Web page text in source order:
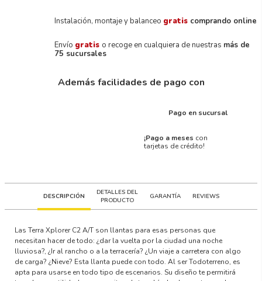
Instalación, montaje y balanceo gratis comprando online
Envío gratis o recoge en cualquiera de nuestras más de
75 sucursales
Además facilidades de pago con
Pago en sucursal
¡Pago a meses con
tarjetas de crédito!
DESCRIPCIÓN
DETALLES DEL
PRODUCTO
GARANTÍA REVIEWS
Las Terra Xplorer C2 A/T son llantas para esas personas que
necesitan hacer de todo: ¿dar la vuelta por la ciudad una noche
lluviosa?, ¿Ir al rancho o a la terracería? ¿Un viaje a carretera con algo
de carga? ¿Nieve? Esta llanta puede con todo. Al ser Todoterreno, es
apta para usarse en todo tipo de escenarios. Su diseño te permitirá